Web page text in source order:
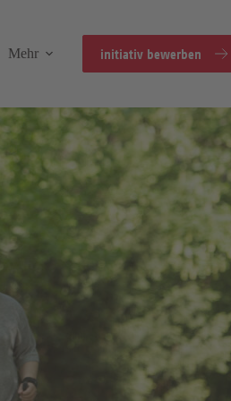
Mehr initiativ bewerben